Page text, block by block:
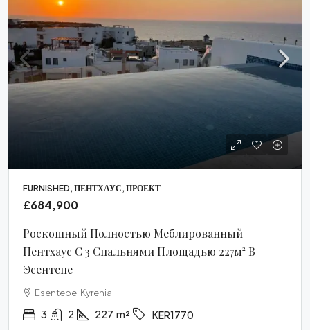
FURNISHED, ПЕНТХАУС, ПРОЕКТ
£684,900
Роскошный Полностью Меблированный
Пентхаус С 3 Спальнями Площадью 227м² В
Эсентепе
Esentepe, Kyrenia
3 2 227 m² KER1770